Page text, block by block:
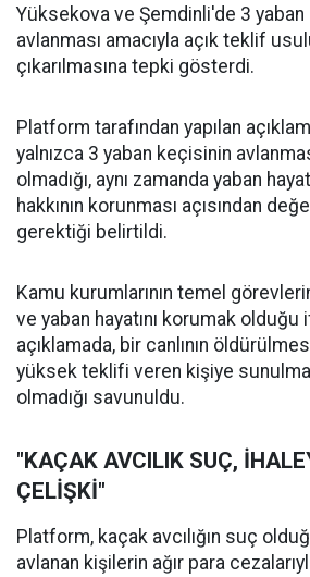
Yüksekova ve Şemdinli'de 3
avlanması amacıyla açık teklif
çıkarılmasına tepki gösterdi.
Platform tarafından yapılan
yalnızca 3 yaban keçisinin
olmadığı, aynı zamanda yaban
hakkının korunması açısından
gerektiği belirtildi.
Kamu kurumlarının temel
ve yaban hayatını korumak olduğu
açıklamada, bir canlının
yüksek teklifi veren kişiye
olmadığı savunuldu.
"KAÇAK AVCILIK SUÇ,
ÇELİŞKİ"
Platform, kaçak avcılığın suç
avlanan kişilerin ağır para